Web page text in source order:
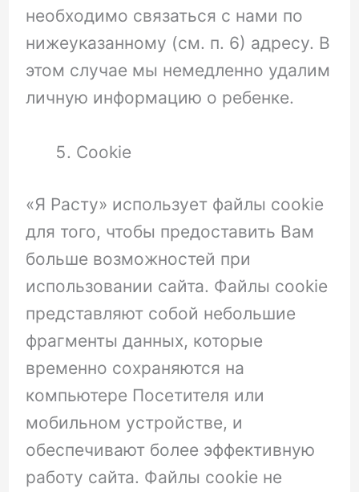
необходимо связаться с нами по
нижеуказанному (см. п. 6) адресу. В
этом случае мы немедленно удалим
личную информацию о ребенке.
Cookie
«Я Расту» использует файлы cookie
для того, чтобы предоставить Вам
больше возможностей при
использовании сайта. Файлы cookie
представляют собой небольшие
фрагменты данных, которые
временно сохраняются на
компьютере Посетителя или
мобильном устройстве, и
обеспечивают более эффективную
работу сайта. Файлы cookie не